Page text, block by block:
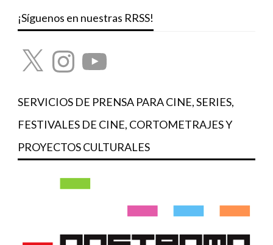
¡Síguenos en nuestras RRSS!
X InstagramYouTube
SERVICIOS DE PRENSA PARA CINE, SERIES,
FESTIVALES DE CINE, CORTOMETRAJES Y
PROYECTOS CULTURALES